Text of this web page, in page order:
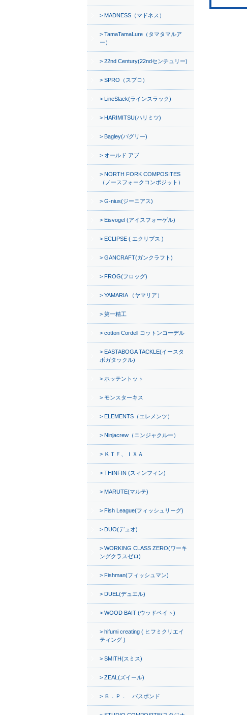
MADNESS（マドネス）
TamaTamaLure（タマタマルア
ー）
22nd Century(22ndセンチュリー)
SPRO（スプロ）
LineSlack(ラインスラック)
HARIMITSU(ハリミツ)
Bagley(バグリー)
オールド アブ
NORTH FORK COMPOSITES
（ノースフォークコンポジット）
G-nius(ジーニアス)
Eisvogel (アイスフォーゲル)
ECLIPSE ( エクリプス )
GANCRAFT(ガンクラフト)
FROG(フロッグ)
YAMARIA （ヤマリア）
第一精工
cotton Cordell コットンコーデル
EASTABOGA TACKLE(イースタ
ボガタックル)
ホッテントット
モンスターキス
ELEMENTS（エレメンツ）
Ninjacrew（ニンジャクルー）
ＫＴＦ、ＩＸＡ
THINFIN (スィンフィン)
MARUTE(マルテ)
Fish League(フィッシュリーグ)
DUO(デュオ)
WORKING CLASS ZERO(ワーキ
ングクラスゼロ)
Fishman(フィッシュマン)
DUEL(デュエル)
WOOD BAIT (ウッドベイト)
hifumi creating ( ヒフミクリエイ
ティング )
SMITH(スミス)
ZEAL(ズイール)
Ｂ．Ｐ． バスポンド